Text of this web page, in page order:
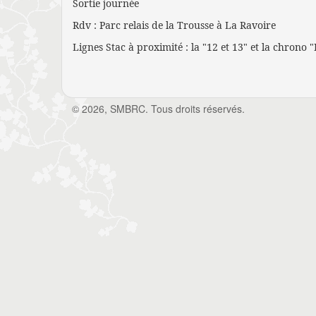
Sortie journée
Rdv : Parc relais de la Trousse à La Ravoire
Lignes Stac à proximité : la "12 et 13" et la chrono
© 2026, SMBRC. Tous droits réservés.